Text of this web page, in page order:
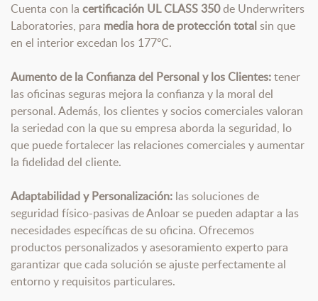
Cuenta con la certificación UL CLASS 350de Underwriters
Laboratories, para media hora de protección totalsin que
en el interior excedan los 177ºC.
Aumento de la Confianza del Personal y los Clientes:tener
las oficinas seguras mejora la confianza y la moral del
personal. Además, los clientes y socios comerciales valoran
la seriedad con la que su empresa aborda la seguridad, lo
que puede fortalecer las relaciones comerciales y aumentar
la fidelidad del cliente.
Adaptabilidad y Personalización: las soluciones de
seguridad físico-pasivas de Anloar se pueden adaptar a las
necesidades específicas de su oficina. Ofrecemos
productos personalizados y asesoramiento experto para
garantizar que cada solución se ajuste perfectamente al
entorno y requisitos particulares.